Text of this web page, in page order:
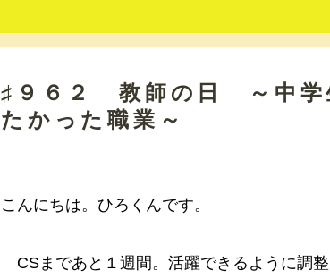
♯９６２ 教師の日 ～中学
たかった職業～
こんにちは。ひろくんです。
CSまであと１週間。活躍できるように調整